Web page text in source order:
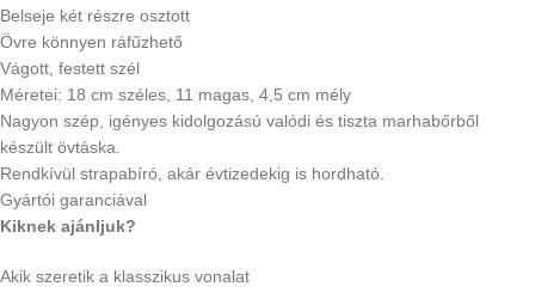
Belseje két részre osztott
Övre könnyen ráfűzhető
Vágott, festett szél
Méretei: 18 cm széles, 11 magas, 4,5 cm mély
Nagyon szép, igényes kidolgozású valódi és tiszta marhabőrből
készült övtáska.
Rendkívül strapabíró, akár évtizedekig is hordható.
Gyártói garanciával
Kiknek ajánljuk?
Akik szeretik a klasszikus vonalat